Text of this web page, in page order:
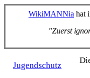
WikiMANNia hat
"Zuerst
Jugendschutz